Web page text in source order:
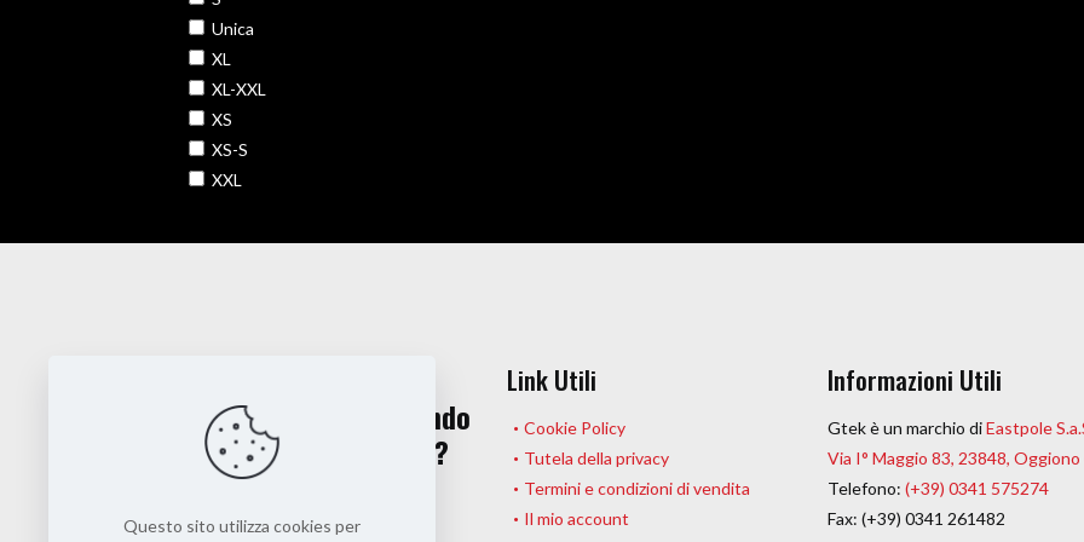
Unica
XL
XL-XXL
XS
XS-S
XXL
O magari stai pensando
a una collaborazione?
Link Utili
Cookie Policy
Tutela della privacy
Termini e condizioni di vendita
Il mio account
Informazioni Utili
Gtek è un marchio diEastpole
Via I° Maggio 83, 23848, Oggiono
Telefono: (+39) 0341 575274
Fax: (+39) 0341 261482
Questo sito utilizza cookies per